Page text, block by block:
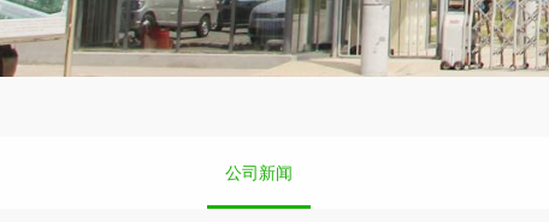
公司新闻